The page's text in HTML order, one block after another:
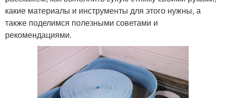
какие материалы и инструменты для этого нужны, а
также поделимся полезными советами и
рекомендациями.